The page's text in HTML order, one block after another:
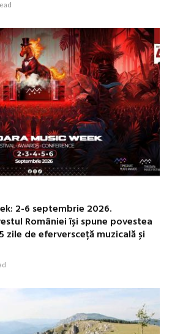
2-6 septembrie 2026.
României își spune povestea
zile de eferversceță muzicală și